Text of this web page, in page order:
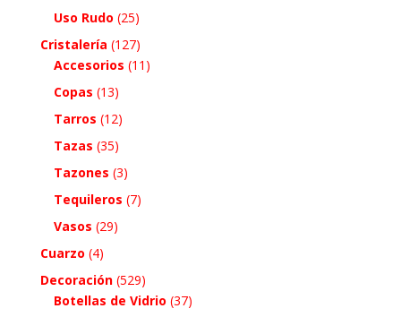
Uso Rudo (25)
Cristalería (127)
Accesorios (11)
Copas (13)
Tarros (12)
Tazas (35)
Tazones (3)
Tequileros (7)
Vasos (29)
Cuarzo (4)
Decoración (529)
Botellas de Vidrio (37)